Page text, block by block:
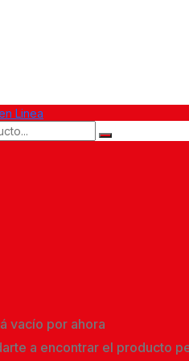
vacío por ahora
a encontrar el producto